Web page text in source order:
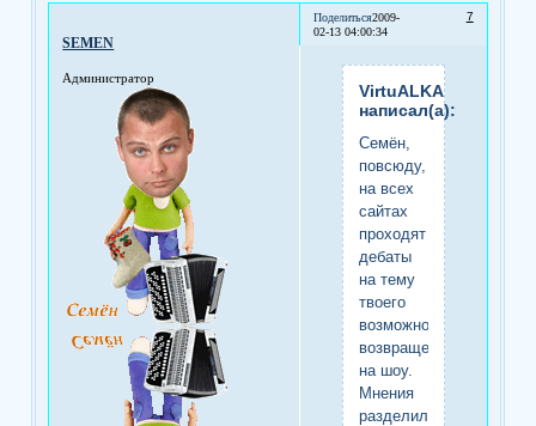
Поделиться 7
2009-
02-13 04:00:34
SEMEN
Администратор
VirtuALKA
написал(а):
Семён,
повсюду,
на всех
сайтах
проходят
дебаты
на тему
твоего
возможного
возвращения
на шоу.
Мнения
разделились...